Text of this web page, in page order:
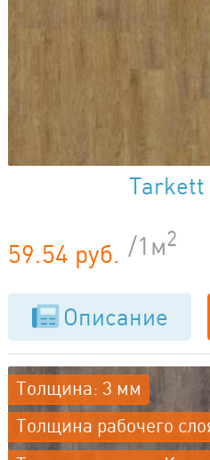
Tarkett
59.54 руб. /1м2
Описание
Толщина: 3 мм
Толщина рабочего